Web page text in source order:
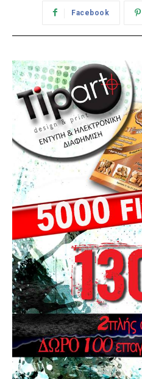
Facebook